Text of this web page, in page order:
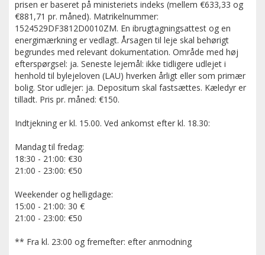
prisen er baseret på ministeriets indeks (mellem €633,33 og
€881,71 pr. måned). Matrikelnummer:
1524529DF3812D0010ZM. En ibrugtagningsattest og en
energimærkning er vedlagt. Årsagen til leje skal behørigt
begrundes med relevant dokumentation. Område med høj
efterspørgsel: ja. Seneste lejemål: ikke tidligere udlejet i
henhold til bylejeloven (LAU) hverken årligt eller som primær
bolig. Stor udlejer: ja. Depositum skal fastsættes. Kæledyr er
tilladt. Pris pr. måned: €150.
Indtjekning er kl. 15.00. Ved ankomst efter kl. 18.30:
Mandag til fredag:
18:30 - 21:00: €30
21:00 - 23:00: €50
Weekender og helligdage:
15:00 - 21:00: 30 €
21:00 - 23:00: €50
** Fra kl. 23:00 og fremefter: efter anmodning